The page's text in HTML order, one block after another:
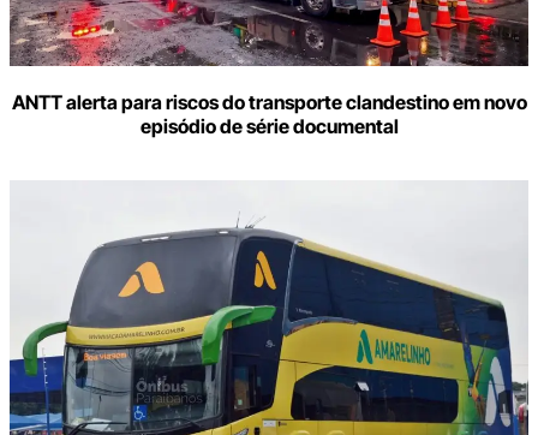
ANTT alerta para riscos do transporte clandestino em novo
episódio de série documental